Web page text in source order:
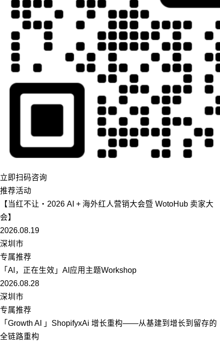
立即扫码咨询
推荐活动
【当红不让・2026 AI + 海外红人营销大会暨 WotoHub 卖家大
会】
2026.08.19
深圳市
专属推荐
「Al，正在生效」AI应用主题Workshop
2026.08.28
深圳市
专属推荐
「Growth AI 」ShopifyxAi 增长重构——从基建到增长到留存的
全链路重构